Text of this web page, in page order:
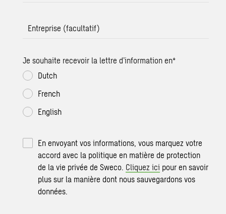
Entreprise (facultatif)
Je souhaite recevoir la lettre d’information en*
Dutch
French
English
En envoyant vos informations, vous marquez votre
accord avec la politique en matière de protection
de la vie privée de Sweco. Cliquez ici pour en savoir
plus sur la manière dont nous sauvegardons vos
données.